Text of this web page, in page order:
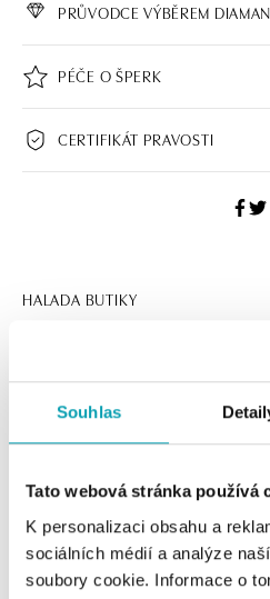
Souhlas
Tato webová stránka používá
K personalizaci obsahu a
sociálních médií a analýze
soubory cookie. Informace o
PRŮVODCE VÝBĚREM
PÉČE O ŠPERK
CERTIFIKÁT PRAVOSTI
HALADA BUTIKY